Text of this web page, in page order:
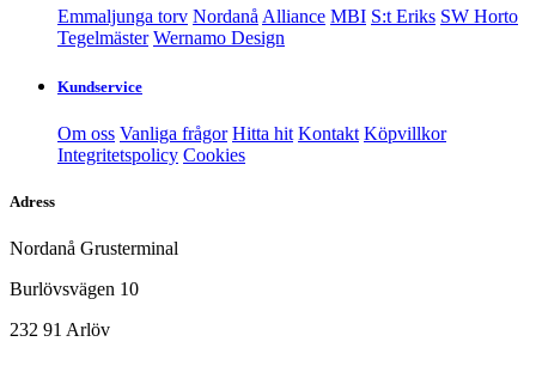
Emmaljunga torv Nordanå Alliance MBI S:t Eriks SW Horto
Tegelmäster Wernamo Design
Kundservice
Om oss Vanliga frågor Hitta hit Kontakt Köpvillkor
Integritetspolicy Cookies
Adress
Nordanå Grusterminal
Burlövsvägen 10
232 91 Arlöv